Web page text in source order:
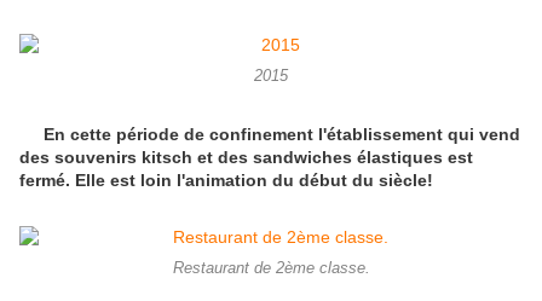
2015
En cette période de confinement l'établissement qui vend
des souvenirs kitsch et des sandwiches élastiques est
fermé. Elle est loin l'animation du début du siècle!
Restaurant de 2ème classe.